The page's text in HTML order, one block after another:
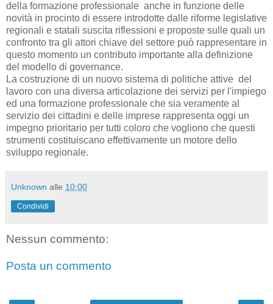
della formazione professionale anche in funzione delle
novità in procinto di essere introdotte dalle riforme legislative
regionali e statali suscita riflessioni e proposte sulle quali un
confronto tra gli attori chiave del settore può rappresentare in
questo momento un contributo importante alla definizione
del modello di governance.
La costruzione di un nuovo sistema di politiche attive del
lavoro con una diversa articolazione dei servizi per l'impiego
ed una formazione professionale che sia veramente al
servizio dei cittadini e delle imprese rappresenta oggi un
impegno prioritario per tutti coloro che vogliono che questi
strumenti costituiscano effettivamente un motore dello
sviluppo regionale.
Unknown alle 10:00
Condividi
Nessun commento:
Posta un commento